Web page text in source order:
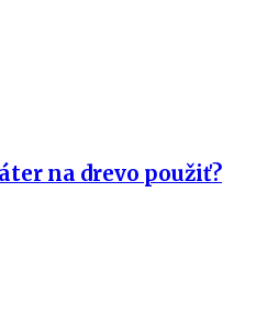
na drevo použiť?